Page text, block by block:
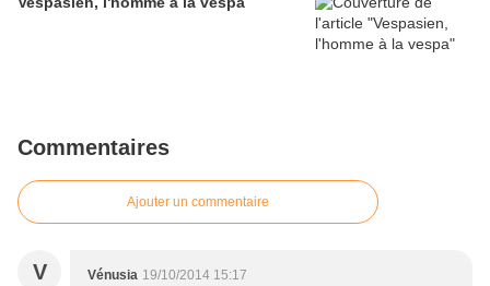
Commentaires
Ajouter un commentaire
V Vénusia 19/10/2014 15:17